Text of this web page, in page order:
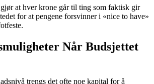
at hver krone går til ting som faktisk gir
for at pengene forsvinner i «nice to have»
Når Budsjettet
trengs det ofte noe kapital for å